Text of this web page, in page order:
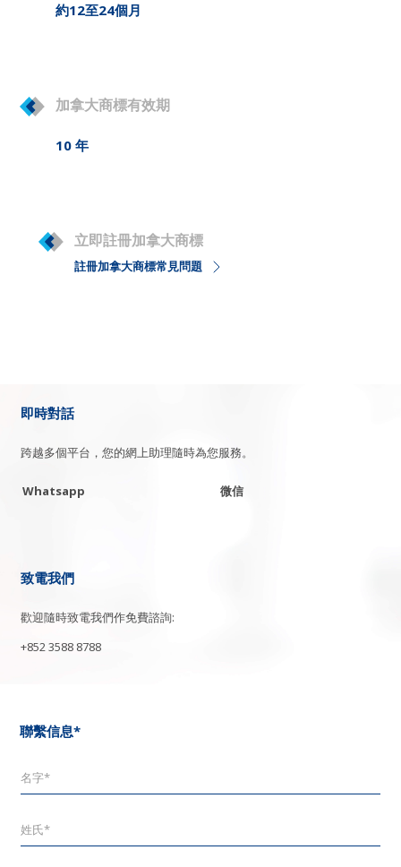
約12至24個月
加拿大商標有效期
10 年
立即註冊加拿大商標
註冊加拿大商標常見問題
即時對話
跨越多個平台，您的網上助理隨時為您服務。
Whatsapp 微信
致電我們
歡迎隨時致電我們作免費諮詢:
+852 3588 8788
聯繫信息*